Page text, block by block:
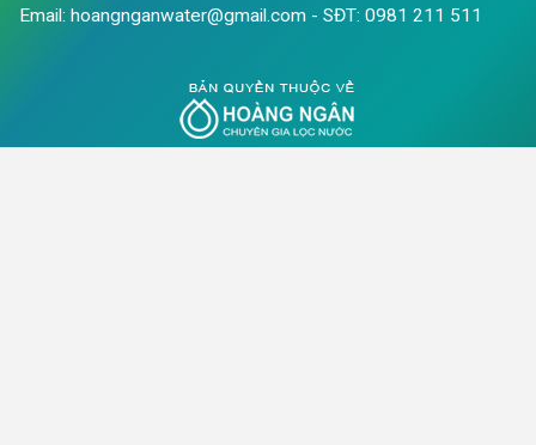
Email: hoangnganwater@gmail.com - SĐT: 0981 211 511